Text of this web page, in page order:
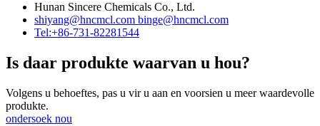
Hunan Sincere Chemicals Co., Ltd.
shiyang@hncmcl.com binge@hncmcl.com
Tel:+86-731-82281544
Is daar produkte waarvan u hou?
Volgens u behoeftes, pas u vir u aan en voorsien u meer waardevolle
produkte.
ondersoek nou